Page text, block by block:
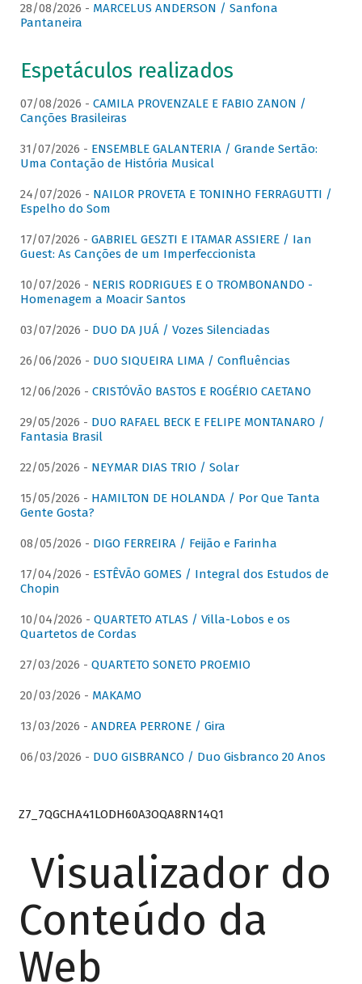
28/08/2026 - MARCELUS ANDERSON / Sanfona
Pantaneira
Espetáculos realizados
07/08/2026 - CAMILA PROVENZALE E FABIO ZANON /
Canções Brasileiras
31/07/2026 - ENSEMBLE GALANTERIA / Grande Sertão:
Uma Contação de História Musical
24/07/2026 - NAILOR PROVETA E TONINHO FERRAGUTTI /
Espelho do Som
17/07/2026 - GABRIEL GESZTI E ITAMAR ASSIERE / Ian
Guest: As Canções de um Imperfeccionista
10/07/2026 - NERIS RODRIGUES E O TROMBONANDO -
Homenagem a Moacir Santos
03/07/2026 - DUO DA JUÁ / Vozes Silenciadas
26/06/2026 - DUO SIQUEIRA LIMA / Confluências
12/06/2026 - CRISTÓVÃO BASTOS E ROGÉRIO CAETANO
29/05/2026 - DUO RAFAEL BECK E FELIPE MONTANARO /
Fantasia Brasil
22/05/2026 - NEYMAR DIAS TRIO / Solar
15/05/2026 - HAMILTON DE HOLANDA / Por Que Tanta
Gente Gosta?
08/05/2026 - DIGO FERREIRA / Feijão e Farinha
17/04/2026 - ESTÊVÃO GOMES / Integral dos Estudos de
Chopin
10/04/2026 - QUARTETO ATLAS / Villa-Lobos e os
Quartetos de Cordas
27/03/2026 - QUARTETO SONETO PROEMIO
20/03/2026 - MAKAMO
13/03/2026 - ANDREA PERRONE / Gira
06/03/2026 - DUO GISBRANCO / Duo Gisbranco 20 Anos
Z7_7QGCHA41LODH60A3OQA8RN14Q1
Visualizador do
Conteúdo da
Web